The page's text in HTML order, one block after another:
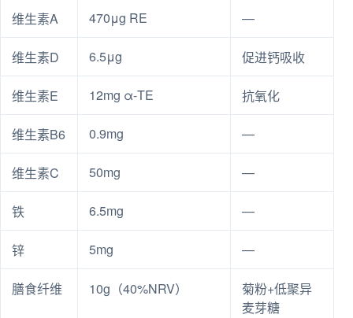
维生素A 470μg RE —
维生素D 6.5μg 促进钙吸收
维生素E 12mg α-TE 抗氧化
维生素B6 0.9mg —
维生素C 50mg —
铁 6.5mg —
锌 5mg —
膳食纤维 10g（40%NRV）
菊粉+低聚异
麦芽糖